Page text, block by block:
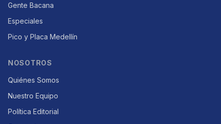
Gente Bacana
Especiales
Pico y Placa Medellín
NOSOTROS
Quiénes Somos
Nuestro Equipo
Política Editorial